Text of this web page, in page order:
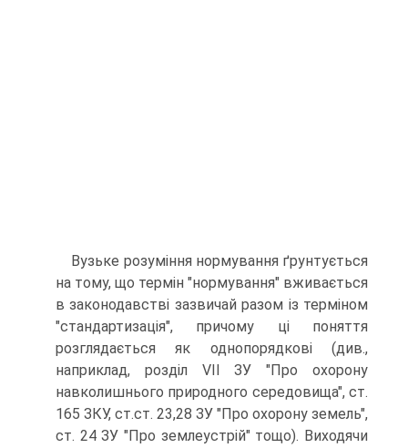
Вузьке розуміння нормування ґрунтується
на тому, що термін "нормування" вживається
в законодавстві зазвичай разом із терміном
"стандартизація", причому ці поняття
розглядається як однопорядкові (див.,
наприклад, розділ VII ЗУ "Про охорону
навколишнього природного середовища", ст.
165 ЗКУ, ст.ст. 23,28 ЗУ "Про охорону земель",
ст. 24 ЗУ "Про землеустрій" тощо). Виходячи